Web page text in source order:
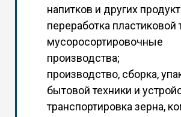
напитков и других
переработка пластиковой
мусоросортировочные
производства;
производство, сборка,
бытовой техники и
транспортировка зерна,